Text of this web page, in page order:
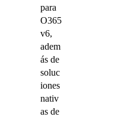
para
O365
v6,
adem
ás de
soluc
iones
nativ
as de